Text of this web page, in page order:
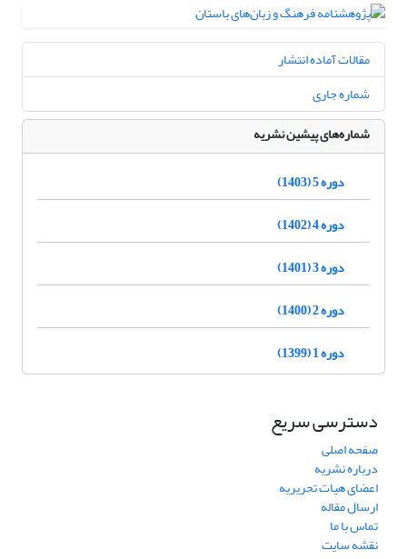
مقالات آماده انتشار
شماره جاری
شماره‌های پیشین نشریه
دوره 5 (1403)
دوره 4 (1402)
دوره 3 (1401)
دوره 2 (1400)
دوره 1 (1399)
دسترسی سریع
صفحه اصلی
درباره نشریه
اعضای هیات تحریریه
ارسال مقاله
تماس با ما
نقشه سایت